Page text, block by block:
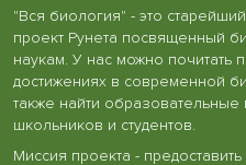
"Вся биология" - это
проект Рунета посвященный
наукам. У нас можно почитать
достижениях в современной
также найти образовательные
школьников и студентов.
Миссия проекта -